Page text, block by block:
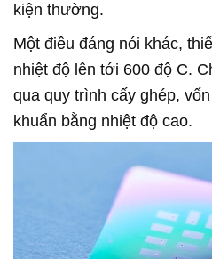
kiện thường.
Một điều đáng nói khác,
nhiệt độ lên tới 600 độ C.
qua quy trình cấy ghép,
khuẩn bằng nhiệt độ cao.